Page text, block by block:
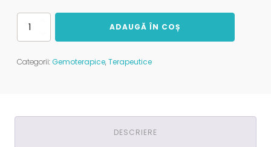
Cantitate
MUGURI
ADAUGĂ ÎN COȘ
Categorii:Gemoterapice,Terapeutice
DESCRIERE